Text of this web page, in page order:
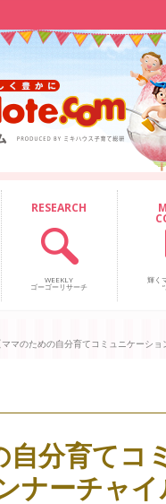
RESEARCH
WEEKLY
ゴーゴーリサーチ
輝く
ママのための自分育てコミュニケーシ
自分育てコ
ナーチャ